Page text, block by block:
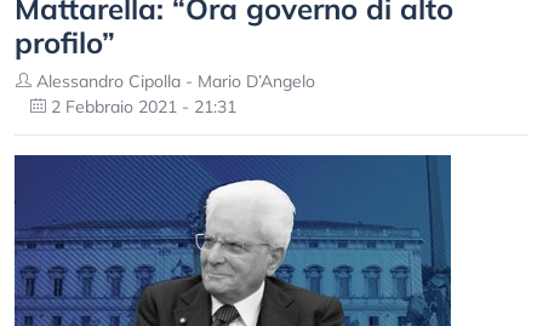
Mattarella: “Ora governo di alto
profilo”
Alessandro Cipolla - Mario D’Angelo
2 Febbraio 2021 - 21:31